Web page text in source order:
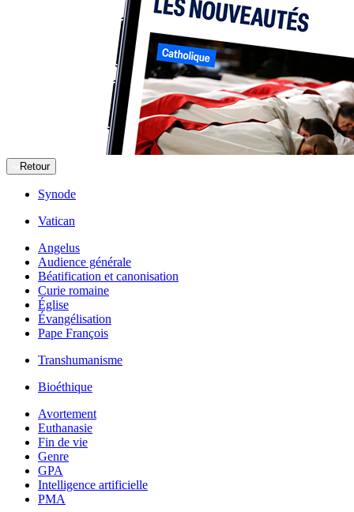
Retour
Synode
Vatican
Angelus
Audience générale
Béatification et canonisation
Curie romaine
Église
Évangélisation
Pape François
Transhumanisme
Bioéthique
Avortement
Euthanasie
Fin de vie
Genre
GPA
Intelligence artificielle
PMA